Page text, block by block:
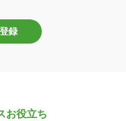
録
お役立ち